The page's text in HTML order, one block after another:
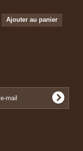
Ajouter au panier